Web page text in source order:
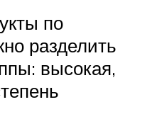
по
разделить
высокая,